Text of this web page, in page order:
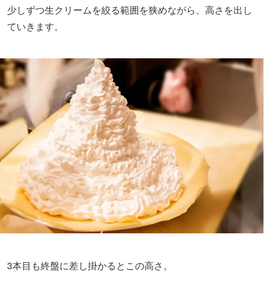
少しずつ生クリームを絞る範囲を狭めながら、高さを出し
ていきます。
3本目も終盤に差し掛かるとこの高さ。